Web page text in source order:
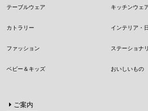
テーブルウェア キッチンウェ
カトラリー インテリア・
ファッション ステーショナ
ベビー＆キッズ おいしいもの
ご案内